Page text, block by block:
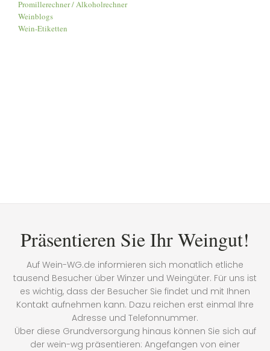
Promillerechner / Alkoholrechner
Weinblogs
Wein-Etiketten
Präsentieren Sie Ihr Weingut!
Auf Wein-WG.de informieren sich monatlich etliche
tausend Besucher über Winzer und Weingüter. Für uns ist
es wichtig, dass der Besucher Sie findet und mit Ihnen
Kontakt aufnehmen kann. Dazu reichen erst einmal Ihre
Adresse und Telefonnummer.
Über diese Grundversorgung hinaus können Sie sich auf
der wein-wg präsentieren: Angefangen von einer